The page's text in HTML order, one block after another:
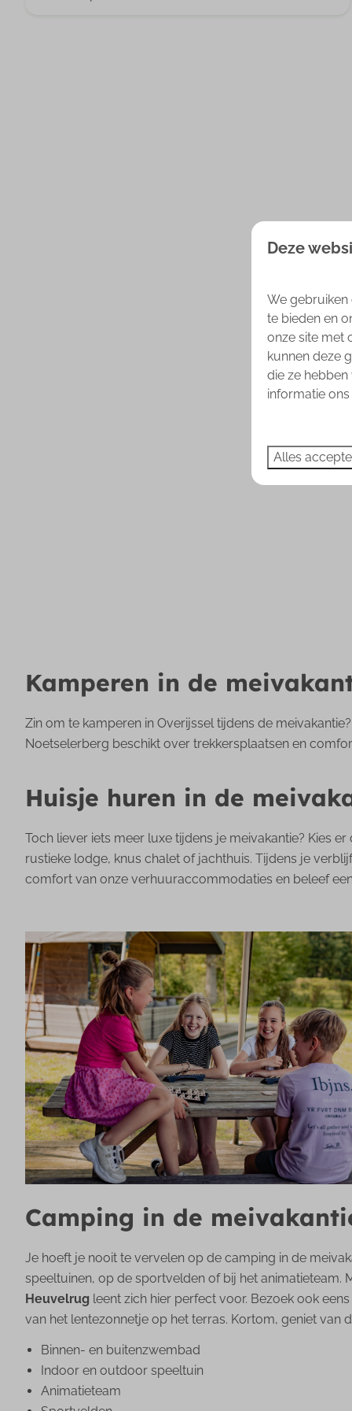
Kamperen in de
Zin om te kamperen in Overijssel tijdens de
Noetselerberg beschikt over trekkersplaatsen en
Huisje huren in de
Toch liever iets meer luxe tijdens je meivakantie? Kies
rustieke lodge, knus chalet of jachthuis. Tijdens je
comfort van onze verhuuraccommodaties en beleef
Camping in de
Je hoeft je nooit te vervelen op de camping in de
speeltuinen, op de sportvelden of bij het animatieteam.
Heuvelrug leent zich hier perfect voor. Bezoek ook
van het lentezonnetje op het terras. Kortom, geniet
Binnen- en buitenzwembad
Indoor en outdoor speeltuin
Animatieteam
Deze
We
te bieden en
onze site met
kunnen deze
die ze
informatie ons
Alles